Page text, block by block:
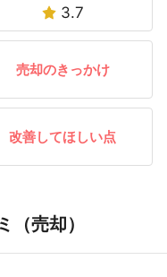
3.7
売却のきっかけ
改善してほしい点
（売却）